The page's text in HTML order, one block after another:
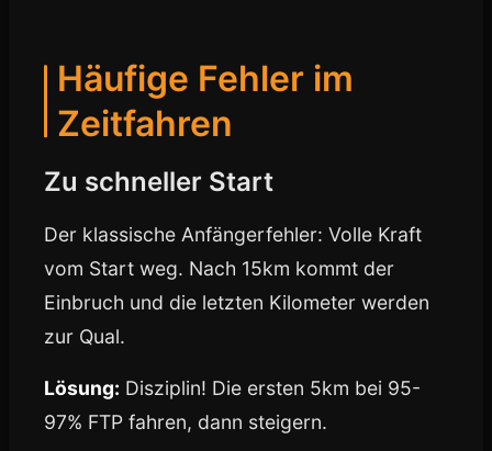
Häufige Fehler im
Zeitfahren
Zu schneller Start
Der klassische Anfängerfehler: Volle Kraft
vom Start weg. Nach 15km kommt der
Einbruch und die letzten Kilometer werden
zur Qual.
Lösung: Disziplin! Die ersten 5km bei 95-
97% FTP fahren, dann steigern.